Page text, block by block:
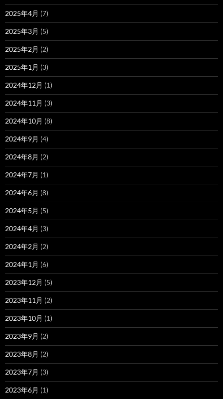
2025年4月 (7)
2025年3月 (5)
2025年2月 (2)
2025年1月 (3)
2024年12月 (1)
2024年11月 (3)
2024年10月 (8)
2024年9月 (4)
2024年8月 (2)
2024年7月 (1)
2024年6月 (8)
2024年5月 (5)
2024年4月 (3)
2024年2月 (2)
2024年1月 (6)
2023年12月 (5)
2023年11月 (2)
2023年10月 (1)
2023年9月 (2)
2023年8月 (2)
2023年7月 (3)
2023年6月 (1)